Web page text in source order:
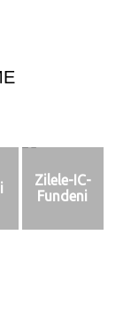
Zilele-IC-
Fundeni